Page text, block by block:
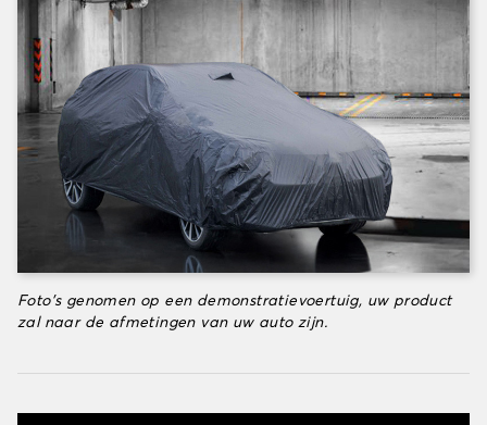
Foto's genomen op een demonstratievoertuig, uw product
zal naar de afmetingen van uw auto zijn.